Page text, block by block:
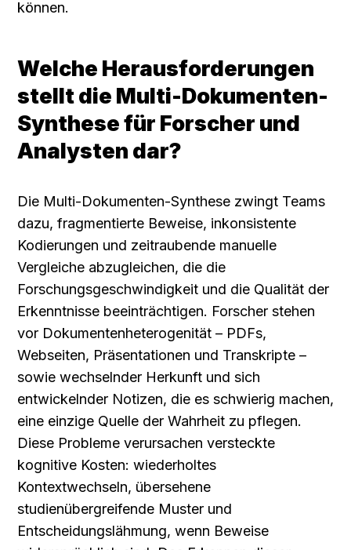
können.
Welche Herausforderungen
stellt die Multi-Dokumenten-
Synthese für Forscher und
Analysten dar?
Die Multi-Dokumenten-Synthese zwingt Teams
dazu, fragmentierte Beweise, inkonsistente
Kodierungen und zeitraubende manuelle
Vergleiche abzugleichen, die die
Forschungsgeschwindigkeit und die Qualität der
Erkenntnisse beeinträchtigen. Forscher stehen
vor Dokumentenheterogenität – PDFs,
Webseiten, Präsentationen und Transkripte –
sowie wechselnder Herkunft und sich
entwickelnder Notizen, die es schwierig machen,
eine einzige Quelle der Wahrheit zu pflegen.
Diese Probleme verursachen versteckte
kognitive Kosten: wiederholtes
Kontextwechseln, übersehene
studienübergreifende Muster und
Entscheidungslähmung, wenn Beweise